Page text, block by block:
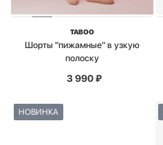
TABOO
Шорты "пижамные" в узкую
полоску
3 990₽
НОВИНКА